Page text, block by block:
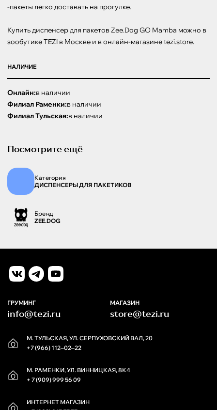
-пакеты легко доставать на прогулке.
Купить диспенсер для пакетов Zee.Dog GO Mamba можно в
зообутике TEZI в Москве и в онлайн-магазине tezi.store.
НАЛИЧИЕ
Онлайн:в наличии
Филиал Раменки:в наличии
Филиал Тульская:в наличии
Посмотрите ещё
Категория
ДИСПЕНСЕРЫ ДЛЯ ПАКЕТИКОВ
Бренд
ZEE.DOG
М. ТУЛЬСКАЯ, УЛ. СЕРПУХОВСКИЙ ВАЛ, 20
+7 (966) 112‒02‒22
М. РАМЕНКИ, УЛ. ВИННИЦКАЯ, 8К4
+ 7 (909) 999 56 09
ИНТЕРНЕТ МАГАЗИН
ГРУМИНГ
info@tezi.ru
МАГАЗИН
store@tezi.ru